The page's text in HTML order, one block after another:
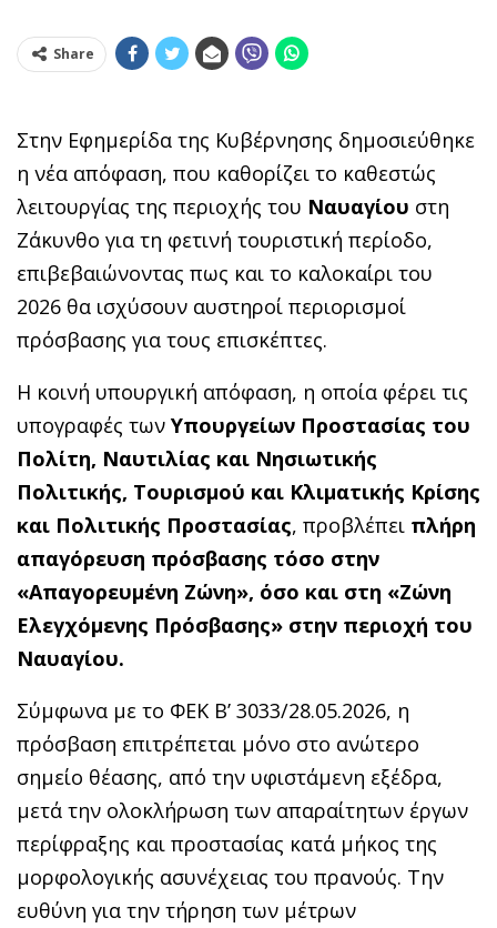
Share
Στην Εφημερίδα της Κυβέρνησης δημοσιεύθηκε
η νέα απόφαση, που καθορίζει το καθεστώς
λειτουργίας της περιοχής του Ναυαγίου στη
Ζάκυνθο για τη φετινή τουριστική περίοδο,
επιβεβαιώνοντας πως και το καλοκαίρι του
2026 θα ισχύσουν αυστηροί περιορισμοί
πρόσβασης για τους επισκέπτες.
Η κοινή υπουργική απόφαση, η οποία φέρει τις
υπογραφές των Υπουργείων Προστασίας του
Πολίτη, Ναυτιλίας και Νησιωτικής
Πολιτικής, Τουρισμού και Κλιματικής Κρίσης
και Πολιτικής Προστασίας, προβλέπει πλήρη
απαγόρευση πρόσβασης τόσο στην
«Απαγορευμένη Ζώνη», όσο και στη «Ζώνη
Ελεγχόμενης Πρόσβασης» στην περιοχή του
Ναυαγίου.
Σύμφωνα με το ΦΕΚ Β’ 3033/28.05.2026, η
πρόσβαση επιτρέπεται μόνο στο ανώτερο
σημείο θέασης, από την υφιστάμενη εξέδρα,
μετά την ολοκλήρωση των απαραίτητων έργων
περίφραξης και προστασίας κατά μήκος της
μορφολογικής ασυνέχειας του πρανούς. Την
ευθύνη για την τήρηση των μέτρων